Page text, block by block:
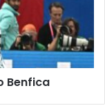
Benfica